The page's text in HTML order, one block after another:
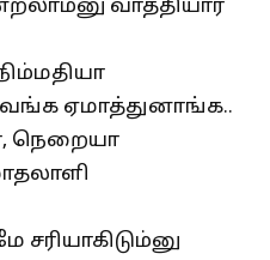
வாத்தியார்
ஏமாத்துனாங்க..
நெறையா
சரியாகிடும்னு